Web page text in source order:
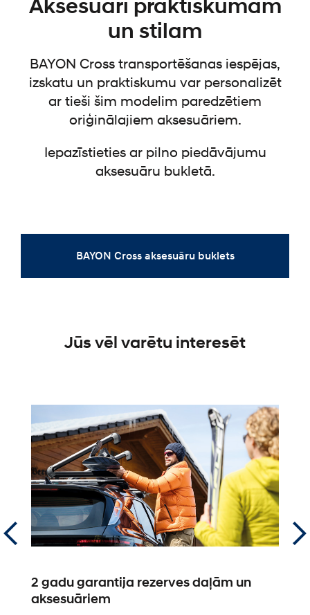
Aksesuāri praktiskumam
un stilam
BAYON Cross transportēšanas iespējas,
izskatu un praktiskumu var personalizēt
ar tieši šim modelim paredzētiem
oriģinālajiem aksesuāriem.
Iepazīstieties ar pilno piedāvājumu
aksesuāru bukletā.
BAYON Cross aksesuāru buklets
Jūs vēl varētu interesēt
2 gadu garantija rezerves daļām un
aksesuāriem